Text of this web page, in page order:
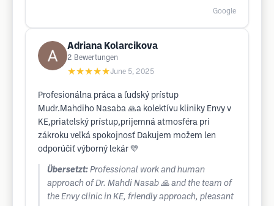
Google
Adriana Kolarcikova
2 Bewertungen
★★★★★June 5, 2025
Profesionálna práca a ľudský prístup
Mudr.Mahdiho Nasaba 🙏a kolektívu kliniky Envy v
KE,priatelský prístup,prijemná atmosféra pri
zákroku veľká spokojnosť Dakujem možem len
odporúčiť výborný lekár 💛
Übersetzt: Professional work and human
approach of Dr. Mahdi Nasab 🙏 and the team of
the Envy clinic in KE, friendly approach, pleasant